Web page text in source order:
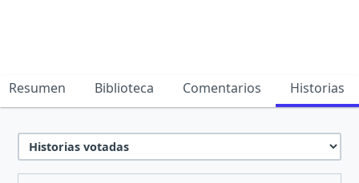
Resumen Biblioteca Comentarios Historias